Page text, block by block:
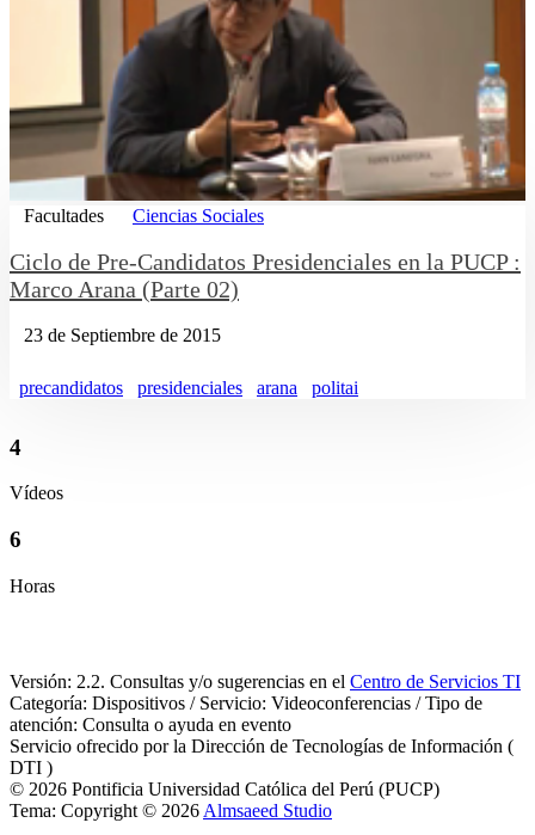
Facultades Ciencias Sociales
Ciclo de Pre-Candidatos Presidenciales en la PUCP :
Marco Arana (Parte 02)
23 de Septiembre de 2015
precandidatos presidenciales arana politai
4
Vídeos
6
Horas
Versión: 2.2. Consultas y/o sugerencias en el Centro de Servicios TI
Categoría: Dispositivos / Servicio: Videoconferencias / Tipo de
atención: Consulta o ayuda en evento
Servicio ofrecido por la Dirección de Tecnologías de Información (
DTI )
© 2026 Pontificia Universidad Católica del Perú (PUCP)
Tema: Copyright © 2026 Almsaeed Studio